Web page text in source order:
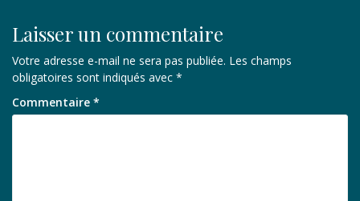
Laisser un commentaire
Votre adresse e-mail ne sera pas publiée. Les champs
obligatoires sont indiqués avec *
Commentaire *